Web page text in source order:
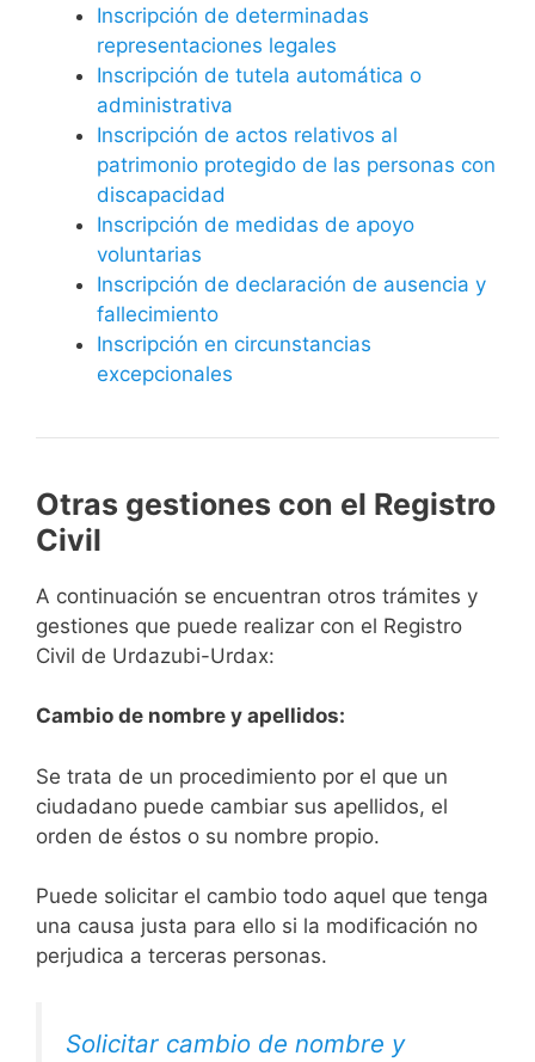
Inscripción de determinadas
representaciones legales
Inscripción de tutela automática o
administrativa
Inscripción de actos relativos al
patrimonio protegido de las personas con
discapacidad
Inscripción de medidas de apoyo
voluntarias
Inscripción de declaración de ausencia y
fallecimiento
Inscripción en circunstancias
excepcionales
Otras gestiones con el Registro
Civil
A continuación se encuentran otros trámites y
gestiones que puede realizar con el Registro
Civil de Urdazubi-Urdax:
Cambio de nombre y apellidos:
Se trata de un procedimiento por el que un
ciudadano puede cambiar sus apellidos, el
orden de éstos o su nombre propio.
Puede solicitar el cambio todo aquel que tenga
una causa justa para ello si la modificación no
perjudica a terceras personas.
Solicitar cambio de nombre y